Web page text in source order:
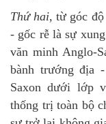
Thứ hai, từ góc
- gốc rễ là sự
văn minh Anglo-
bành trướng địa
Saxon dưới lớp
thống trị toàn bộ